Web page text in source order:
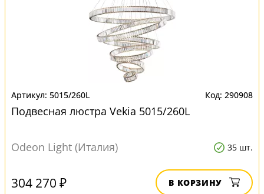
5015/260L 290908
Подвесная люстра Vekia 5015/260L
Odeon Light (Италия) 35 шт.
304 270 ₽ В КОРЗИНУ